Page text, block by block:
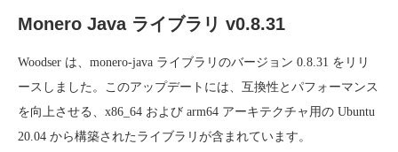
Monero Java ライブラリ v0.8.31
Woodser は、monero-java ライブラリのバージョン 0.8.31 をリリ
ースしました。このアップデートには、互換性とパフォーマンス
を向上させる、x86_64 および arm64 アーキテクチャ用の Ubuntu
20.04 から構築されたライブラリが含まれています。